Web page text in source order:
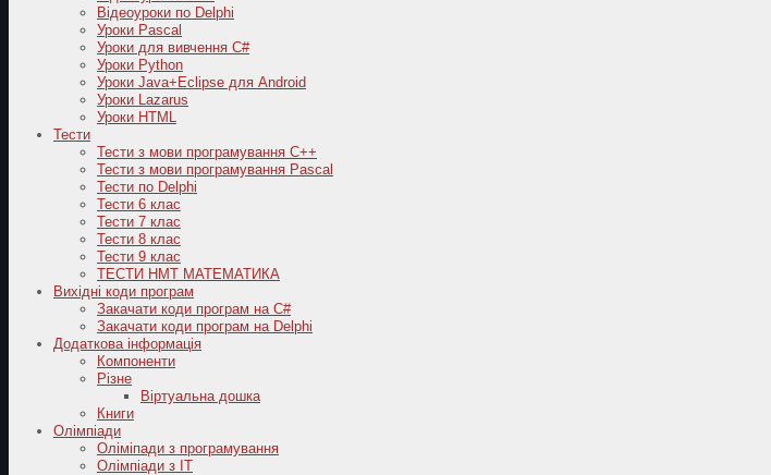
Відеоуроки по Delphi
Уроки Pascal
Уроки для вивчення C#
Уроки Python
Уроки Java+Eclipse для Android
Уроки Lazarus
Уроки HTML
Тести
Тести з мови програмування C++
Тести з мови програмування Pascal
Тести по Delphi
Тести 6 клас
Тести 7 клас
Тести 8 клас
Тести 9 клас
ТЕСТИ НМТ МАТЕМАТИКА
Вихідні коди програм
Закачати коди програм на C#
Закачати коди програм на Delphi
Додаткова інформація
Компоненти
Різне
Віртуальна дошка
Книги
Олімпіади
Оліміпади з програмування
Олімпіади з ІТ